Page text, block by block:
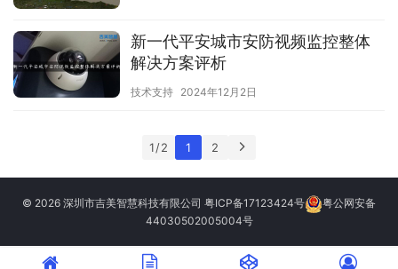
新一代平安城市安防视频监控整体
解决方案评析
技术支持 2024年12月2日
1 / 2 1 2
© 2026 深圳市吉美智慧科技有限公司 粤ICP备17123424号
粤公网安备
44030502005004号